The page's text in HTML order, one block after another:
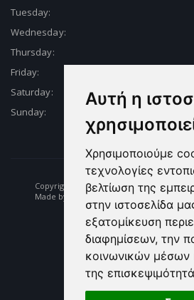
Αυτή η
Χρησιμοποιούμε
τεχνολογίες
βελτίωση της
στην ιστοσελίδα
εξατομίκευση
διαφημίσεων, την
κοινωνικών μέσων
της
Tuesday:
Wednesday:
Thursday:
Friday:
Saturday:
Sunday:
Copyright © 2026 Fishing | Diving |
Made by: e-biz.gr